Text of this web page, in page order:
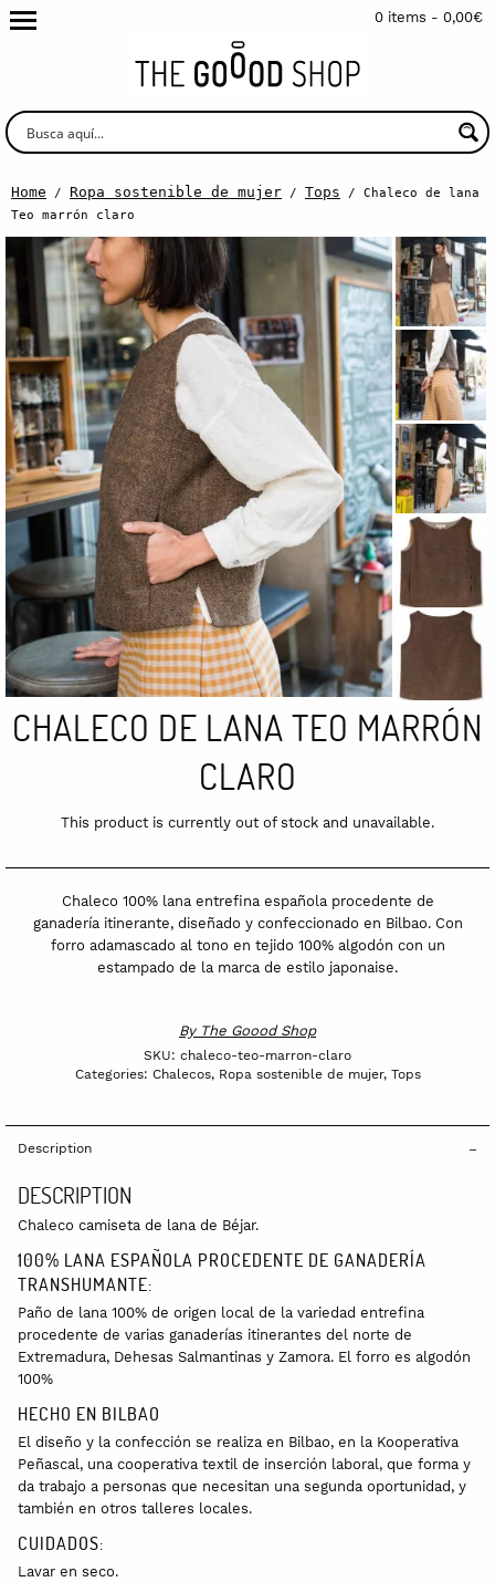
0 items - 0,00€
Home / Ropa sostenible de mujer / Tops / Chaleco de lana
Teo marrón claro
CHALECO DE LANA TEO MARRÓN
CLARO
This product is currently out of stock and unavailable.
Chaleco 100% lana entrefina española procedente de
ganadería itinerante, diseñado y confeccionado en Bilbao. Con
forro adamascado al tono en tejido 100% algodón con un
estampado de la marca de estilo japonaise.
By The Goood Shop
SKU: chaleco-teo-marron-claro
Categories: Chalecos, Ropa sostenible de mujer, Tops
Description
DESCRIPTION
Chaleco camiseta de lana de Béjar.
100% LANA ESPAÑOLA PROCEDENTE DE GANADERÍA
TRANSHUMANTE:
Paño de lana 100% de origen local de la variedad entrefina
procedente de varias ganaderías itinerantes del norte de
Extremadura, Dehesas Salmantinas y Zamora. El forro es algodón
100%
HECHO EN BILBAO
El diseño y la confección se realiza en Bilbao, en la Kooperativa
Peñascal, una cooperativa textil de inserción laboral, que forma y
da trabajo a personas que necesitan una segunda oportunidad, y
también en otros talleres locales.
CUIDADOS:
Lavar en seco.